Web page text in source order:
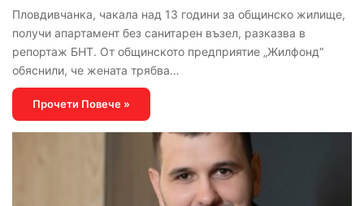
Пловдивчанка, чакала над 13 години за общинско жилище,
получи апартамент без санитарен възел, разказва в
репортаж БНТ. От общинското предприятие „Жилфонд“
обяснили, че жената трябва…
Прочети Повече »